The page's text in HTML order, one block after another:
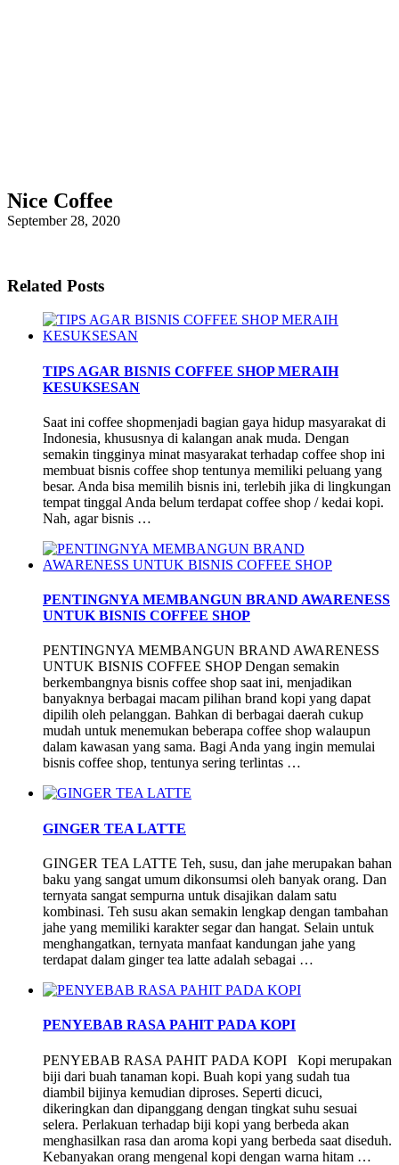
Nice Coffee
September 28, 2020
Related Posts
TIPS AGAR BISNIS COFFEE SHOP MERAIH
KESUKSESAN
Saat ini coffee shopmenjadi bagian gaya hidup masyarakat di
Indonesia, khususnya di kalangan anak muda. Dengan
semakin tingginya minat masyarakat terhadap coffee shop ini
membuat bisnis coffee shop tentunya memiliki peluang yang
besar. Anda bisa memilih bisnis ini, terlebih jika di lingkungan
tempat tinggal Anda belum terdapat coffee shop / kedai kopi.
Nah, agar bisnis …
PENTINGNYA MEMBANGUN BRAND AWARENESS
UNTUK BISNIS COFFEE SHOP
PENTINGNYA MEMBANGUN BRAND AWARENESS
UNTUK BISNIS COFFEE SHOP Dengan semakin
berkembangnya bisnis coffee shop saat ini, menjadikan
banyaknya berbagai macam pilihan brand kopi yang dapat
dipilih oleh pelanggan. Bahkan di berbagai daerah cukup
mudah untuk menemukan beberapa coffee shop walaupun
dalam kawasan yang sama. Bagi Anda yang ingin memulai
bisnis coffee shop, tentunya sering terlintas …
GINGER TEA LATTE
GINGER TEA LATTE Teh, susu, dan jahe merupakan bahan
baku yang sangat umum dikonsumsi oleh banyak orang. Dan
ternyata sangat sempurna untuk disajikan dalam satu
kombinasi. Teh susu akan semakin lengkap dengan tambahan
jahe yang memiliki karakter segar dan hangat. Selain untuk
menghangatkan, ternyata manfaat kandungan jahe yang
terdapat dalam ginger tea latte adalah sebagai …
PENYEBAB RASA PAHIT PADA KOPI
PENYEBAB RASA PAHIT PADA KOPI Kopi merupakan
biji dari buah tanaman kopi. Buah kopi yang sudah tua
diambil bijinya kemudian diproses. Seperti dicuci,
dikeringkan dan dipanggang dengan tingkat suhu sesuai
selera. Perlakuan terhadap biji kopi yang berbeda akan
menghasilkan rasa dan aroma kopi yang berbeda saat diseduh.
Kebanyakan orang mengenal kopi dengan warna hitam …